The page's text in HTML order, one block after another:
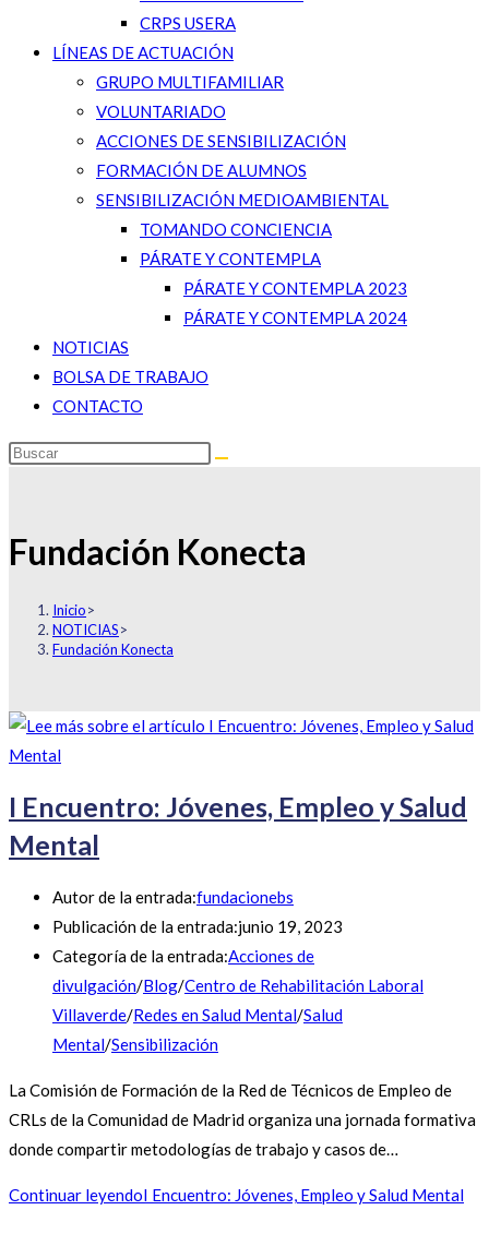
CRPS USERA
LÍNEAS DE ACTUACIÓN
GRUPO MULTIFAMILIAR
VOLUNTARIADO
ACCIONES DE SENSIBILIZACIÓN
FORMACIÓN DE ALUMNOS
SENSIBILIZACIÓN MEDIOAMBIENTAL
TOMANDO CONCIENCIA
PÁRATE Y CONTEMPLA
PÁRATE Y CONTEMPLA 2023
PÁRATE Y CONTEMPLA 2024
NOTICIAS
BOLSA DE TRABAJO
CONTACTO
Fundación Konecta
Inicio>
NOTICIAS>
Fundación Konecta
I Encuentro: Jóvenes, Empleo y Salud
Mental
Autor de la entrada:fundacionebs
Publicación de la entrada:junio 19, 2023
Categoría de la entrada:Acciones de
divulgación/Blog/Centro de Rehabilitación Laboral
Villaverde/Redes en Salud Mental/Salud
Mental/Sensibilización
La Comisión de Formación de la Red de Técnicos de Empleo de
CRLs de la Comunidad de Madrid organiza una jornada formativa
donde compartir metodologías de trabajo y casos de…
Continuar leyendoI Encuentro: Jóvenes, Empleo y Salud Mental